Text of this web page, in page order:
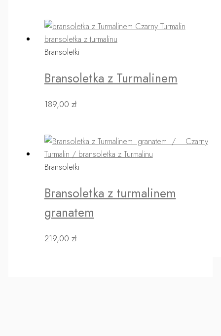
Bransoletki
Bransoletka z Turmalinem
189,00 zł
Bransoletki
Bransoletka z turmalinem
granatem
219,00 zł